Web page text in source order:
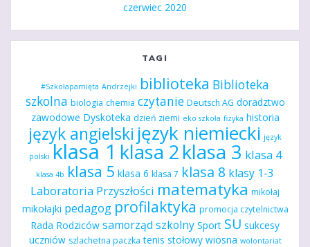
czerwiec 2020
TAGI
#Szkołapamięta Andrzejki biblioteka Biblioteka
szkolna biologia chemia czytanie Deutsch AG doradztwo
zawodowe Dyskoteka dzień ziemi eko szkoła fizyka historia
język angielski język niemiecki język
polski klasa 1 klasa 2klasa 3 klasa 4
klasa 4b klasa 5 klasa 6 klasa 7 klasa 8 klasy 1-3
Laboratoria Przyszłości matematyka mikołaj
mikołajki pedagog profilaktyka promocja czytelnictwa
Rada Rodziców samorząd szkolny Sport SU sukcesy
uczniów szlachetna paczka tenis stołowy wiosna wolontariat